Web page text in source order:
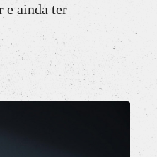
e ainda ter